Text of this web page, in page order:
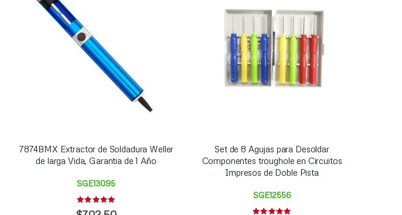
7874BMX Extractor de Soldadura Weller
de larga Vida, Garantia de 1 Año
SGE13095
Rating:
0%
Set de 8 Agujas para Desoldar
Componentes troughole en Circuitos
Impresos de Doble Pista
SGE12556